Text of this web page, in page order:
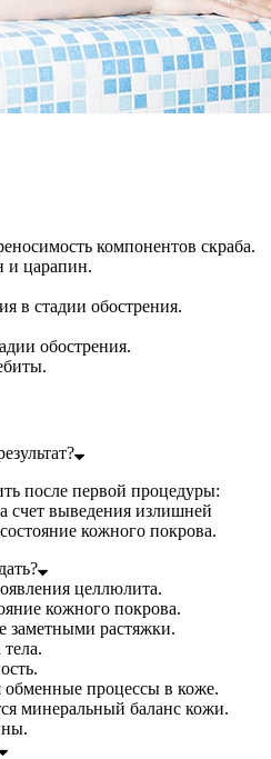
компонентов скраба.
и царапин.
в стадии обострения.
обострения.
после первой процедуры:
счет выведения излишней
кожного покрова.
целлюлита.
кожного покрова.
заметными растяжки.
процессы в коже.
минеральный баланс кожи.